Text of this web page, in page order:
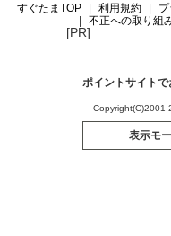
すぐたまTOP 利用規約
不正への取り組
[PR]
ポイントサイトで
Copyright(C)2001-
表示モ